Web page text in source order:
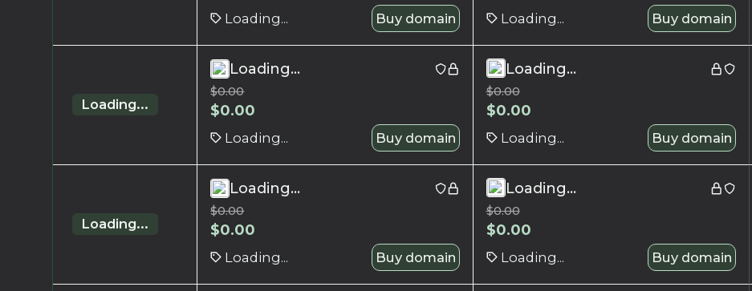
Loading... Buy domain Loading... Buy domain
Loading...
Loading...
$0.00
$0.00
Loading... Buy domain
Loading...
$0.00
$0.00
Loading... Buy domain
Loading...
Loading...
$0.00
$0.00
Loading... Buy domain
Loading...
$0.00
$0.00
Loading... Buy domain